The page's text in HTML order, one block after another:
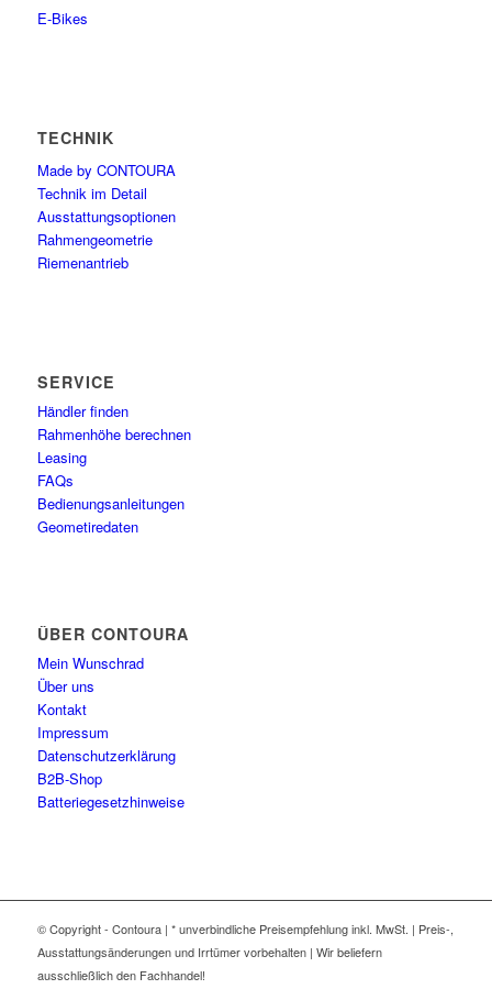
E-Bikes
TECHNIK
Made by CONTOURA
Technik im Detail
Ausstattungsoptionen
Rahmengeometrie
Riemenantrieb
SERVICE
Händler finden
Rahmenhöhe berechnen
Leasing
FAQs
Bedienungsanleitungen
Geometiredaten
ÜBER CONTOURA
Mein Wunschrad
Über uns
Kontakt
Impressum
Datenschutzerklärung
B2B-Shop
Batteriegesetzhinweise
© Copyright - Contoura | * unverbindliche Preisempfehlung inkl. MwSt. | Preis-,
Ausstattungsänderungen und Irrtümer vorbehalten | Wir beliefern
ausschließlich den Fachhandel!